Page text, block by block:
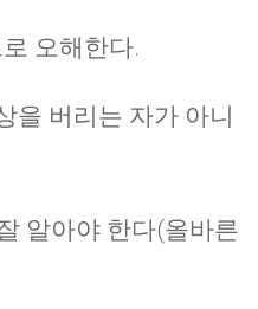
오해한다.
을 버리는 자가 아니
알아야 한다(올바른
BULLETIN (교회주보)